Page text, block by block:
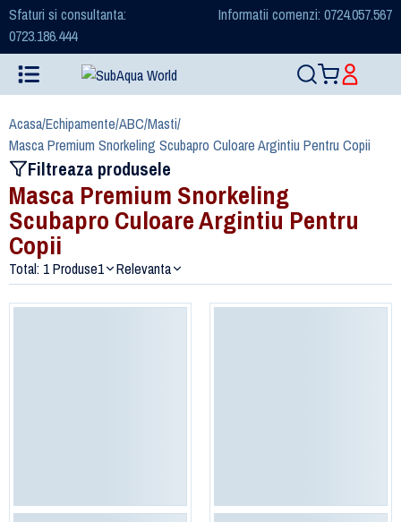
Sfaturi si consultanta:
0723.186.444
Informatii comenzi: 0724.057.567
Acasa/Echipamente/ABC/Masti/
Masca Premium Snorkeling Scubapro Culoare Argintiu Pentru Copii
Filtreaza produsele
Masca Premium Snorkeling
Scubapro Culoare Argintiu Pentru
Copii
Total: 1 Produse1 Relevanta